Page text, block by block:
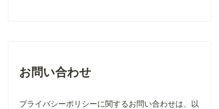
お問い合わせ
プライバシーポリシーに関するお問い合わせは、以